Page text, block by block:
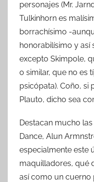
personajes (Mr.
Tulkinhorn es
borrachísimo -
honorabilísimo y así
excepto Skimpole,
o similar, que no es
psicópata). Coño, si
Plauto, dicho sea
Destacan mucho
Dance, Alun
especialmente este
maquilladores, qué
así como un cuerno